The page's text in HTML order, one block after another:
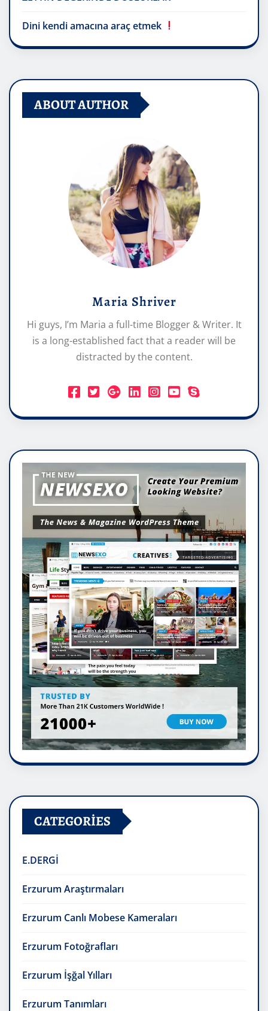
Dini kendi amacına araç etmek
ABOUT AUTHOR
Maria Shriver
Hi guys, I’m Maria a full-time Blogger & Writer. It
is a long-established fact that a reader will be
distracted by the content.
CATEGORIES
E.DERGİ
Erzurum Araştırmaları
Erzurum Canlı Mobese Kameraları
Erzurum Fotoğrafları
Erzurum İşğal Yılları
Erzurum Tanımları